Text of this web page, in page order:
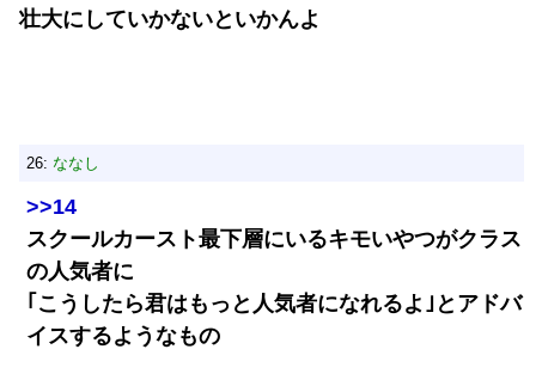
壮大にしていかないといかんよ
26: ななし
>>14
スクールカースト最下層にいるキモいやつがクラス
の人気者に
｢こうしたら君はもっと人気者になれるよ｣とアドバ
イスするようなもの